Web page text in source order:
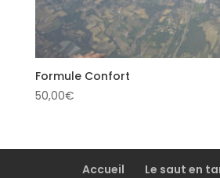
Formule Confort
50,00€
Accueil
Le saut en